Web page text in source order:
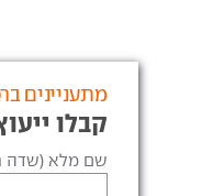
מתעניינים
קבלו
שם מלא (שדה